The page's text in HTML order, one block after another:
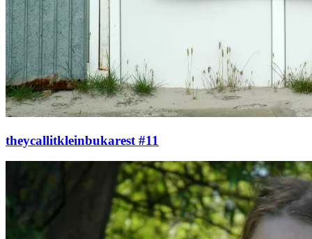
theycallitkleinbukarest #11